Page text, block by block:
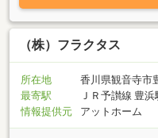
（株）フラクタス
所在地
香川県観音寺市
最寄駅
ＪＲ予讃線 豊
情報提供元
アットホーム